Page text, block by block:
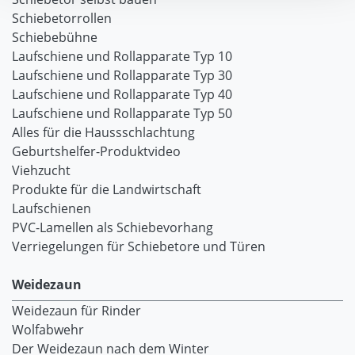
Schiebetorrollen
Schiebebühne
Laufschiene und Rollapparate Typ 10
Laufschiene und Rollapparate Typ 30
Laufschiene und Rollapparate Typ 40
Laufschiene und Rollapparate Typ 50
Alles für die Haussschlachtung
Geburtshelfer-Produktvideo
Viehzucht
Produkte für die Landwirtschaft
Laufschienen
PVC-Lamellen als Schiebevorhang
Verriegelungen für Schiebetore und Türen
Weidezaun
Weidezaun für Rinder
Wolfabwehr
Der Weidezaun nach dem Winter